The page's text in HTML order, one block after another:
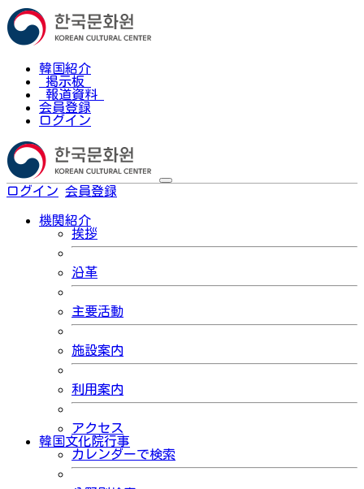
韓国紹介
掲示板
報道資料
会員登録
ログイン
ログイン 会員登録
機関紹介
挨拶
沿革
主要活動
施設案内
利用案内
アクセス
韓国文化院行事
カレンダーで検索